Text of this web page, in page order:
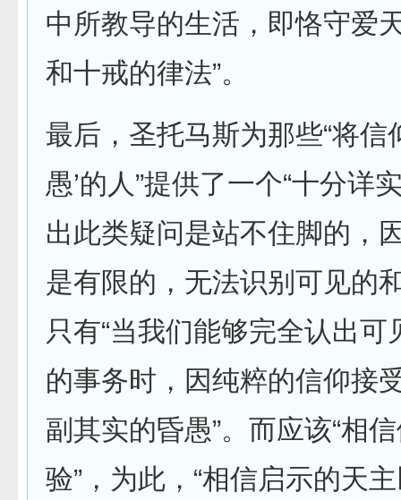
中所教导的生活，即恪守爱
和十戒的律法”。
最后，圣托马斯为那些“将信
愚’的人”提供了一个“十分详
出此类疑问是站不住脚的，
是有限的，无法识别可见的
只有“当我们能够完全认出可
的事务时，因纯粹的信仰接
副其实的昏愚”。而应该“相
验”，为此，“相信启示的天